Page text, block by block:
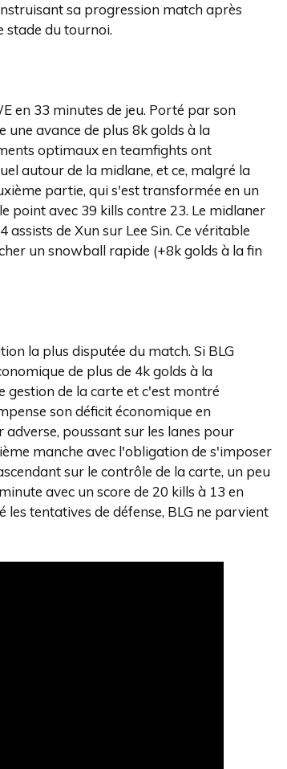
sa progression match après
stade du tournoi.
en 33 minutes de jeu. Porté par son
avance de plus 8k golds à la
optimaux en teamfights ont
autour de la midlane, et ce, malgré la
partie, qui s'est transformée en un
point avec 39 kills contre 23. Le midlaner
de Xun sur Lee Sin. Ce véritable
un snowball rapide (+8k golds à la fin
la plus disputée du match. Si BLG
de plus de 4k golds à la
gestion de la carte et c'est montré
son déficit économique en
poussant sur les lanes pour
manche avec l'obligation de s'imposer
sur le contrôle de la carte, un peu
avec un score de 20 kills à 13 en
tentatives de défense, BLG ne parvient